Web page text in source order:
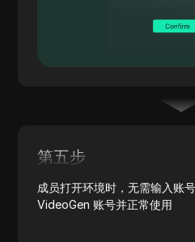
第五步
成员打开环境时，无需输入账
VideoGen 账号并正常使用